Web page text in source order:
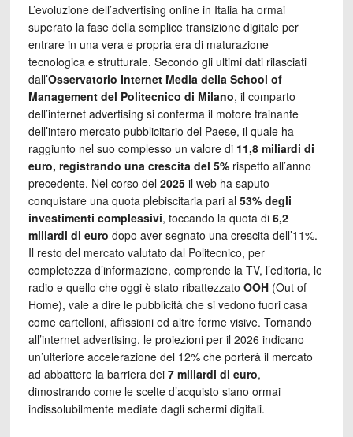
L’evoluzione dell’advertising online in Italia ha ormai
superato la fase della semplice transizione digitale per
entrare in una vera e propria era di maturazione
tecnologica e strutturale. Secondo gli ultimi dati rilasciati
dall’Osservatorio Internet Media della School of
Management del Politecnico di Milano, il comparto
dell’internet advertising si conferma il motore trainante
dell’intero mercato pubblicitario del Paese, il quale ha
raggiunto nel suo complesso un valore di 11,8 miliardi di
euro, registrando una crescita del 5%rispetto all’anno
precedente. Nel corso del 2025il web ha saputo
conquistare una quota plebiscitaria pari al 53% degli
investimenti complessivi, toccando la quota di 6,2
miliardi di euro dopo aver segnato una crescita dell’11%.
Il resto del mercato valutato dal Politecnico, per
completezza d’informazione, comprende la TV, l’editoria, le
radio e quello che oggi è stato ribattezzato OOH(Out of
Home), vale a dire le pubblicità che si vedono fuori casa
come cartelloni, affissioni ed altre forme visive. Tornando
all’internet advertising, le proiezioni per il 2026 indicano
un’ulteriore accelerazione del 12% che porterà il mercato
ad abbattere la barriera dei 7 miliardi di euro,
dimostrando come le scelte d’acquisto siano ormai
indissolubilmente mediate dagli schermi digitali.